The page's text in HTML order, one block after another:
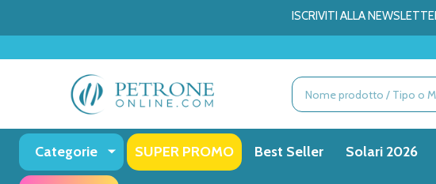
ISCRIVITI ALLA
Ricerca
Categorie SUPER PROMO Best Seller Solari 2026